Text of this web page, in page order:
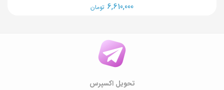
6,610,000 تومان
تحویل اکسپرس